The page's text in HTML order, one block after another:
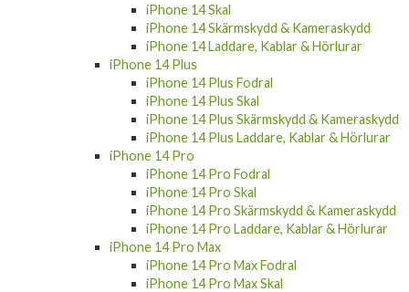
iPhone 14 Skal
iPhone 14 Skärmskydd & Kameraskydd
iPhone 14 Laddare, Kablar & Hörlurar
iPhone 14 Plus
iPhone 14 Plus Fodral
iPhone 14 Plus Skal
iPhone 14 Plus Skärmskydd & Kameraskydd
iPhone 14 Plus Laddare, Kablar & Hörlurar
iPhone 14 Pro
iPhone 14 Pro Fodral
iPhone 14 Pro Skal
iPhone 14 Pro Skärmskydd & Kameraskydd
iPhone 14 Pro Laddare, Kablar & Hörlurar
iPhone 14 Pro Max
iPhone 14 Pro Max Fodral
iPhone 14 Pro Max Skal